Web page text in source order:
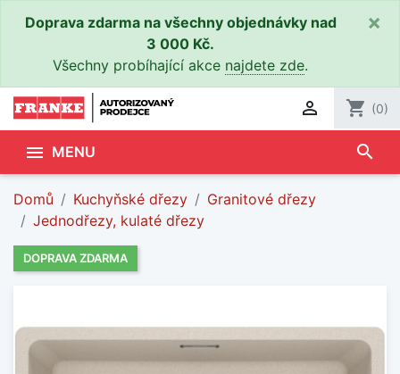
Doprava zdarma na všechny objednávky nad
3 000 Kč.
Všechny probíhající akce najdete zde.
×
 shopping_cart (0)
 MENU search
Domů Kuchyňské dřezy
Granitové dřezy
Jednodřezy, kulaté dřezy
DOPRAVA ZDARMA